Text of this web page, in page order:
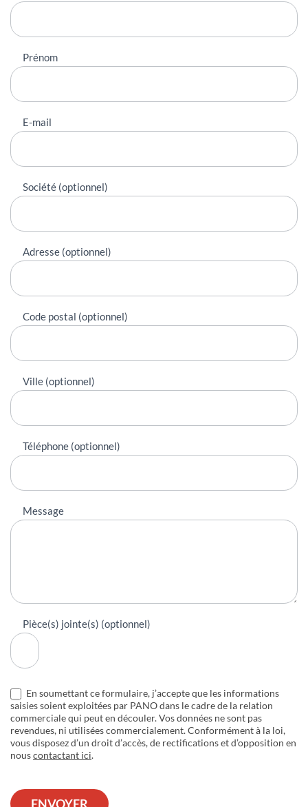
contacter
Prénom
E-mail
Société (optionnel)
Adresse (optionnel)
Code postal (optionnel)
Ville (optionnel)
Téléphone (optionnel)
Message
Pièce(s) jointe(s) (optionnel)
En soumettant ce formulaire, j’accepte que les informations
saisies soient exploitées par PANO dans le cadre de la relation
commerciale qui peut en découler. Vos données ne sont pas
revendues, ni utilisées commercialement. Conformément à la loi,
vous disposez d’un droit d’accès, de rectifications et d’opposition en
nouscontactant ici.
ENVOYER